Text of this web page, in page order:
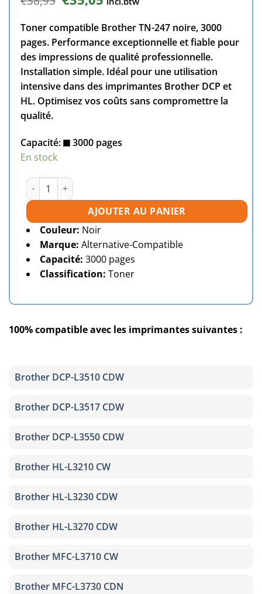
prix
initial
était :
€38,95.
prix
actuel
est :
€35,05.
Toner compatible Brother TN-247 noire, 3000
pages. Performance exceptionnelle et fiable pour
des impressions de qualité professionnelle.
Installation simple. Idéal pour une utilisation
intensive dans des imprimantes Brother DCP et
HL. Optimisez vos coûts sans compromettre la
qualité.
Capacité:
3000 pages
En stock
quantité de Toner compatible Brother TN-247 noire
AJOUTER AU PANIER
Couleur: Noir
Marque: Alternative-Compatible
Capacité: 3000 pages
Classification: Toner
100% compatible avec les imprimantes suivantes :
Brother DCP-L3510 CDW
Brother DCP-L3517 CDW
Brother DCP-L3550 CDW
Brother HL-L3210 CW
Brother HL-L3230 CDW
Brother HL-L3270 CDW
Brother MFC-L3710 CW
Brother MFC-L3730 CDN